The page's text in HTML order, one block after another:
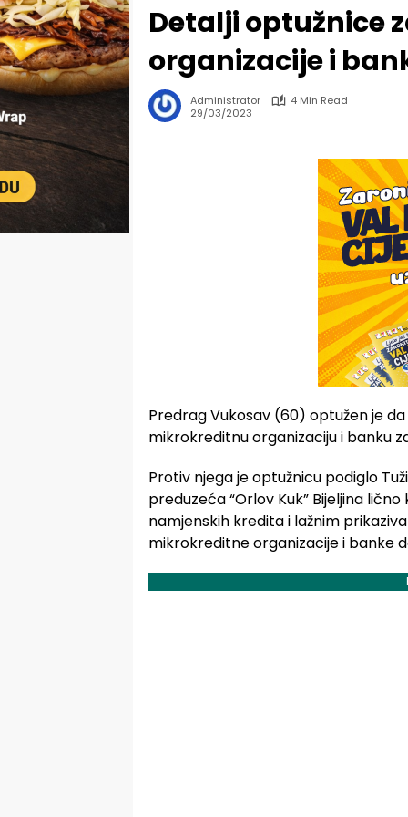
Detalji optužnice
organizacije i
Administrator
4 Min Read
29/03/2023
Predrag Vukosav (60) optužen je
mikrokreditnu organizaciju i banku
Protiv njega je optužnicu podiglo
preduzeća “Orlov Kuk” Bijeljina
namjenskih kredita i lažnim
mikrokreditne organizacije i banke